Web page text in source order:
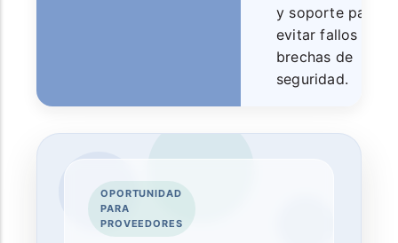
y soporte para
evitar fallos y
brechas de
seguridad.
OPORTUNIDAD
PARA
PROVEEDORES